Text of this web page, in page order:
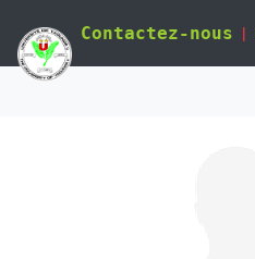
Contactez-nous |